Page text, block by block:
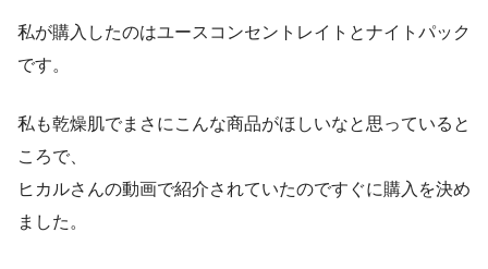
私が購入したのはユースコンセントレイトとナイトパック
です。
私も乾燥肌でまさにこんな商品がほしいなと思っていると
ころで、
ヒカルさんの動画で紹介されていたのですぐに購入を決め
ました。